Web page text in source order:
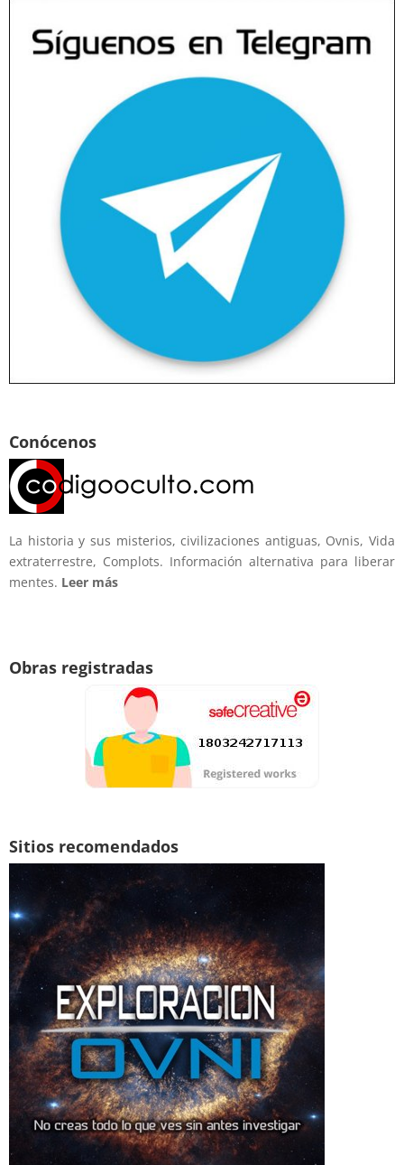
Conócenos
La historia y sus misterios, civilizaciones antiguas, Ovnis, Vida
extraterrestre, Complots. Información alternativa para liberar
mentes. Leer más
Obras registradas
Sitios recomendados